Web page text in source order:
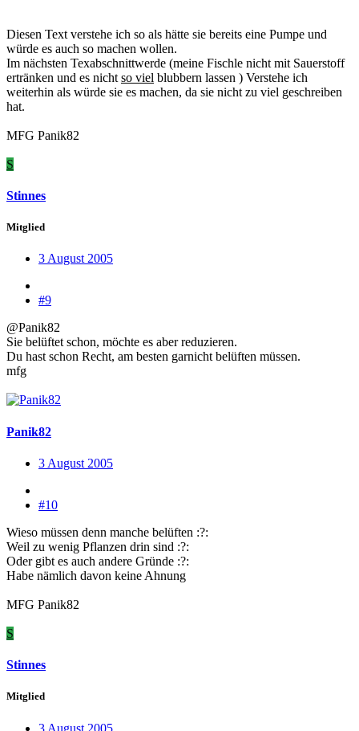
Diesen Text verstehe ich so als hätte sie bereits eine Pumpe und
würde es auch so machen wollen.
Im nächsten Texabschnittwerde (meine Fischle nicht mit Sauerstoff
ertränken und es nicht so viel blubbern lassen ) Verstehe ich
weiterhin als würde sie es machen, da sie nicht zu viel geschreiben
hat.
MFG Panik82
S
Stinnes
Mitglied
3 August 2005
#9
@Panik82
Sie belüftet schon, möchte es aber reduzieren.
Du hast schon Recht, am besten garnicht belüften müssen.
mfg
Panik82
3 August 2005
#10
Wieso müssen denn manche belüften :?:
Weil zu wenig Pflanzen drin sind :?:
Oder gibt es auch andere Gründe :?:
Habe nämlich davon keine Ahnung
MFG Panik82
S
Stinnes
Mitglied
3 August 2005